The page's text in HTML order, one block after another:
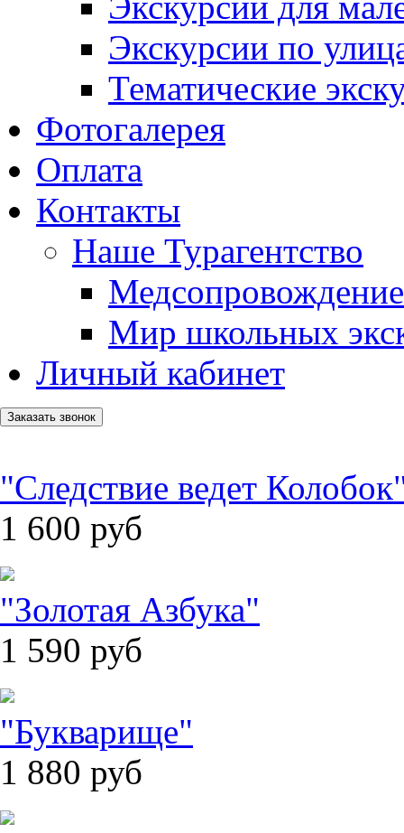
Экскурсии по
Тематические
Фотогалерея
Оплата
Контакты
Наше Турагентство
Медсопровождение
Мир школьных
Личный кабинет
Заказать звонок
"Следствие ведет
1 600 руб
"Золотая Азбука"
1 590 руб
"Букварище"
1 880 руб